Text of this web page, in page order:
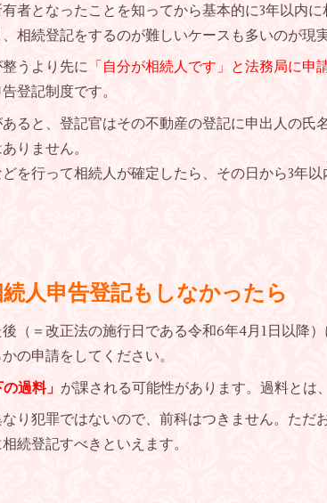
者となったことを知ってから基本的に3年以内に
相続登記をするのが難しいケースも多いのが現実
うより先に 「自分が相続人です」と法務局に申
登記制度です。
ると、登記官はその不動産の登記に申出人の氏
りません。
を行って相続人が確定したら、その日から3年以
人申告登記もしなかったら
（＝改正法の施行日である令和6年4月 1 日以降
の申請をしてください。
過料」 が課される可能性があります。過料とは
り犯罪ではないので、前科はつきません。ただ
続登記すべきといえます。